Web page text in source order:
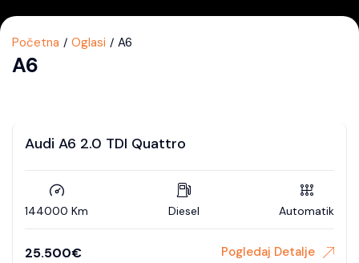
Početna Oglasi A6
A6
Audi A6 2.0 TDI Quattro
144000 Km Diesel Automatik
25.500€ Pogledaj Detalje